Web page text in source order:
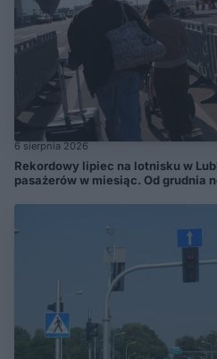
6 sierpnia 2026
Rekordowy lipiec na lotnisku w
pasażerów w miesiąc. Od grudnia